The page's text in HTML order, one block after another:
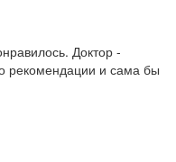
Доктор -
рекомендации и сама бы